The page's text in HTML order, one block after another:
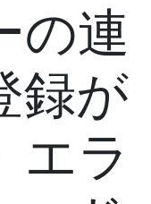
の連
録が
エラ